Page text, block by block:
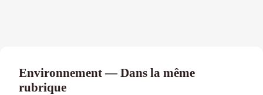
Environnement — Dans la même
rubrique